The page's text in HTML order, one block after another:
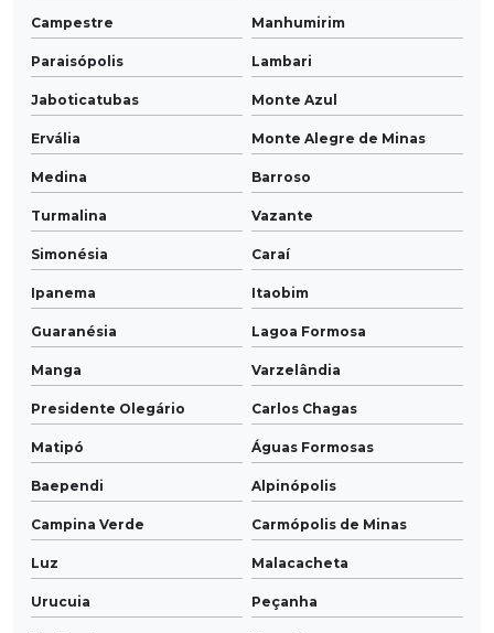
Campestre Manhumirim
Paraisópolis Lambari
Jaboticatubas Monte Azul
Ervália Monte Alegre de Minas
Medina Barroso
Turmalina Vazante
Simonésia Caraí
Ipanema Itaobim
Guaranésia Lagoa Formosa
Manga Varzelândia
Presidente Olegário Carlos Chagas
Matipó Águas Formosas
Baependi Alpinópolis
Campina Verde Carmópolis de Minas
Luz Malacacheta
Urucuia Peçanha